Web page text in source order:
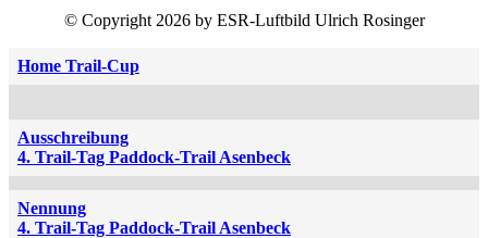
© Copyright 2026 by ESR-Luftbild Ulrich Rosinger
Home Trail-Cup
Ausschreibung
4. Trail-Tag Paddock-Trail Asenbeck
Nennung
4. Trail-Tag Paddock-Trail Asenbeck